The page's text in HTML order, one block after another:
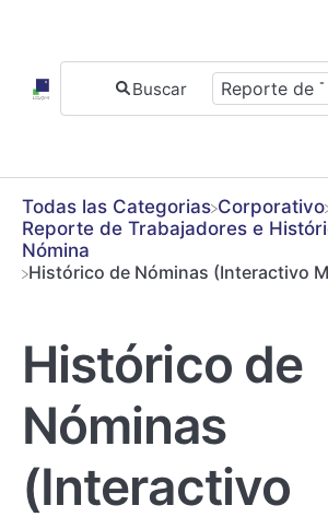
Todas las Categorias ​Corporativo
​Reporte de Trabajadores e
Nómina
Histórico de Nóminas (Interactivo
Histórico de
Nóminas
(Interactivo